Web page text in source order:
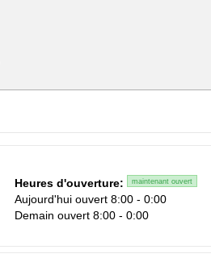
Heures d'ouverture: maintenant ouvert
Aujourd'hui ouvert 8:00 - 0:00
Demain ouvert 8:00 - 0:00